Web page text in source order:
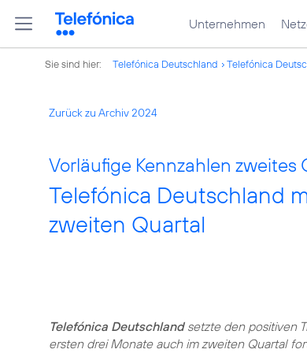
Unternehmen
Sie sind hier: Telefónica Deutschland Telefónica
Zurück zu Archiv 2024
Vorläufige Kennzahlen zweites
Telefónica Deutschland
zweiten Quartal
Telefónica Deutschlandsetzte den positiven
ersten drei Monate auch im zweiten Quartal